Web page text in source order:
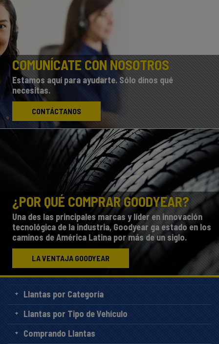
COMUNÍCATE CON NOSOTROS
Estamos aquí para ayudarte. Sólo dínos qué
necesitas.
CONTÁCTANOS
¿POR QUÉ COMPRAR GOODYEAR?
Una des las principales marcas y líder en innovación
tecnológica de la industria, Goodyear ga estado en los
caminos de América Latina por más de un siglo.
LA VENTAJA GOODYEAR
Llantas por Categoría
Llantas por Tipo de Vehículo
Comprando Llantas